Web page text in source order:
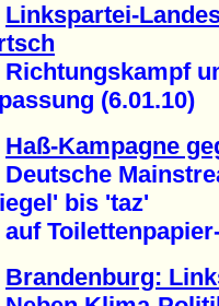
Linkspartei-
(6.01.10)
Haß-Kampagne
bis 'taz'
Toilettenpapier-
Brandenburg: